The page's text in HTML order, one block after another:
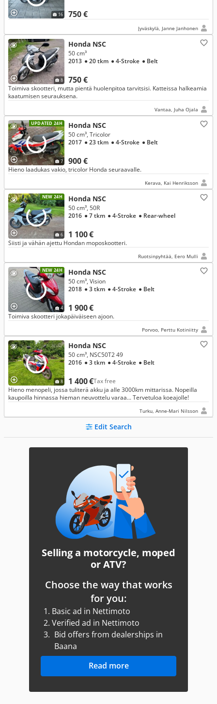
16 750 €
Jyväskylä, Janne Janhonen
8
Honda NSC
750 €
50 cm³
2013 ● 20 tkm ● 4-Stroke ● Belt
Toimiva skootteri, mutta pientä huolenpitoa tarvitsisi. Katteissa halkeamia
kaatumisen seurauksena.
Vantaa, Juha Ojala
UPDATED 24H
7
Honda NSC
900 €
50 cm³, Tricolor
2017 ● 23 tkm ● 4-Stroke ● Belt
Hieno laadukas vakio, tricolor Honda seuraavalle.
Kerava, Kai Henriksson
NEW 24H
6
Honda NSC
1 100 €
50 cm³, 50R
2016 ● 7 tkm ● 4-Stroke ● Rear-wheel
Siisti ja vähän ajettu Hondan moposkootteri.
Ruotsinpyhtää, Eero Mulli
NEW 24H
4
Honda NSC
1 900 €
50 cm³, Vision
2018 ● 3 tkm ● 4-Stroke ● Belt
Toimiva skootteri jokapäiväiseen ajoon.
Porvoo, Perttu Kotiniitty
8
Honda NSC
1 400 €Tax free
50 cm³, NSC50T2 49
2016 ● 3 tkm ● 4-Stroke ● Belt
Hieno menopeli, jossa tuliterä akku ja alle 3000km mittarissa. Nopeilla
kaupoilla hinnassa hieman neuvottelu varaa... Tervetuloa koeajolle!
Turku, Anne-Mari Nilsson
Edit Search
Selling a motorcycle, moped
or ATV?
Choose the way that works
for you:
1. Basic ad in Nettimoto
2. Verified ad in Nettimoto
3. Bid offers from dealerships in
Baana
Read more